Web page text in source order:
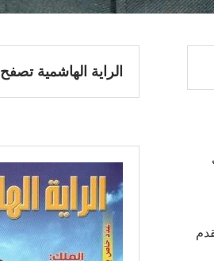
الراية الهاشمية تصفح